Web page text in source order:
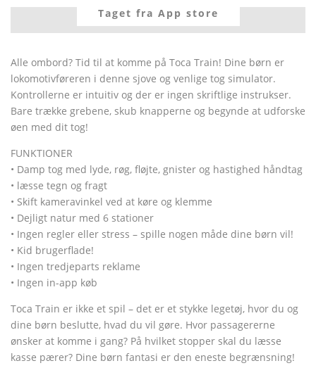
Taget fra App store
Alle ombord? Tid til at komme på Toca Train! Dine børn er
lokomotivføreren i denne sjove og venlige tog simulator.
Kontrollerne er intuitiv og der er ingen skriftlige instrukser.
Bare trække grebene, skub knapperne og begynde at udforske
øen med dit tog!
FUNKTIONER
• Damp tog med lyde, røg, fløjte, gnister og hastighed håndtag
• læsse tegn og fragt
• Skift kameravinkel ved at køre og klemme
• Dejligt natur med 6 stationer
• Ingen regler eller stress – spille nogen måde dine børn vil!
• Kid brugerflade!
• Ingen tredjeparts reklame
• Ingen in-app køb
Toca Train er ikke et spil – det er et stykke legetøj, hvor du og
dine børn beslutte, hvad du vil gøre. Hvor passagererne
ønsker at komme i gang? På hvilket stopper skal du læsse
kasse pærer? Dine børn fantasi er den eneste begrænsning!